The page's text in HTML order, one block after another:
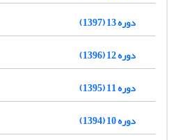
دوره 13 (1397)
دوره 12 (1396)
دوره 11 (1395)
دوره 10 (1394)